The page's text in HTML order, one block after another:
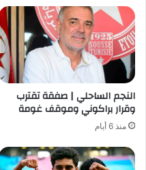
النجم الساحلي | صفقة تقترب
وقرار براكوني وموقف غومة
منذ 6 أيام